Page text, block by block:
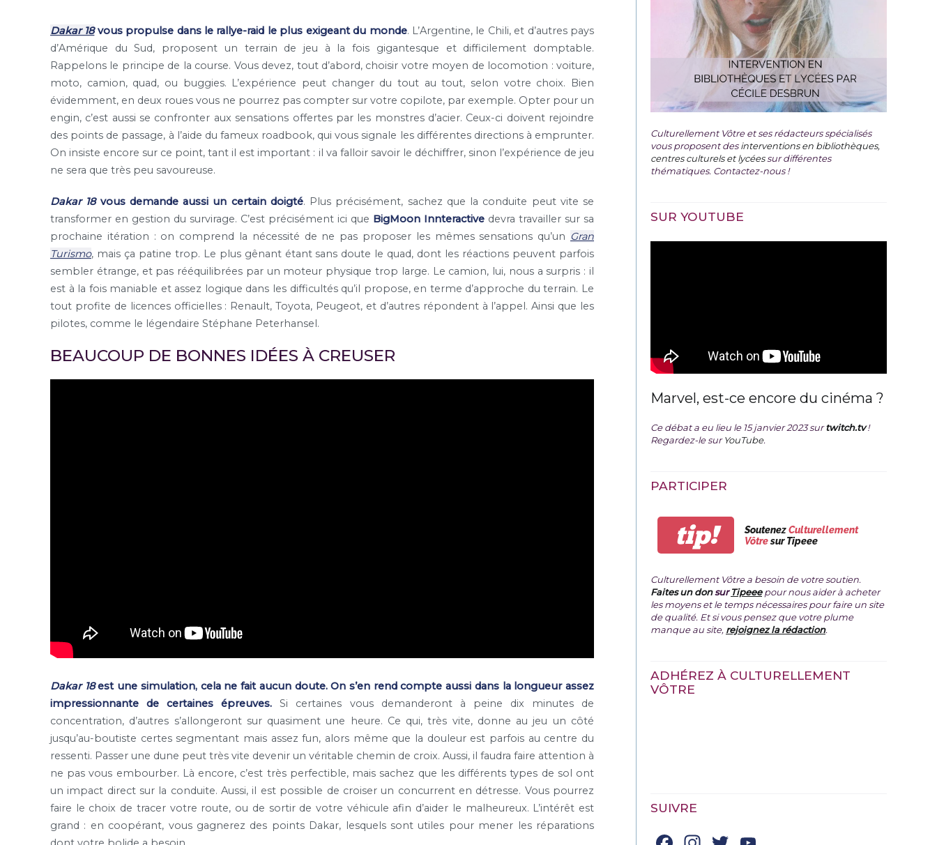
Dakar 18vous propulse dans le rallye-raid le plus exigeant du monde. L’Argentine, le Chili, et d’autres pays
d’Amérique du Sud, proposent un terrain de jeu à la fois gigantesque et difficilement domptable.
Rappelons le principe de la course. Vous devez, tout d’abord, choisir votre moyen de locomotion : voiture,
moto, camion, quad, ou buggies. L’expérience peut changer du tout au tout, selon votre choix. Bien
évidemment, en deux roues vous ne pourrez pas compter sur votre copilote, par exemple. Opter pour un
engin, c’est aussi se confronter aux sensations offertes par les monstres d’acier. Ceux-ci doivent rejoindre
des points de passage, à l’aide du fameux roadbook, qui vous signale les différentes directions à emprunter.
On insiste encore sur ce point, tant il est important : il va falloir savoir le déchiffrer, sinon l’expérience de jeu
ne sera que très peu savoureuse.
Dakar 18vous demande aussi un certain doigté. Plus précisément, sachez que la conduite peut vite se
transformer en gestion du survirage. C’est précisément ici que BigMoon Innteractive devra travailler sur sa
prochaine itération : on comprend la nécessité de ne pas proposer les mêmes sensations qu’un Gran
Turismo, mais ça patine trop. Le plus gênant étant sans doute le quad, dont les réactions peuvent parfois
sembler étrange, et pas rééquilibrées par un moteur physique trop large. Le camion, lui, nous a surpris : il
est à la fois maniable et assez logique dans les difficultés qu’il propose, en terme d’approche du terrain. Le
tout profite de licences officielles : Renault, Toyota, Peugeot, et d’autres répondent à l’appel. Ainsi que les
pilotes, comme le légendaire Stéphane Peterhansel.
BEAUCOUP DE BONNES IDÉES À CREUSER
Dakar 18est une simulation, cela ne fait aucun doute. On s’en rend compte aussi dans la longueur assez
impressionnante de certaines épreuves. Si certaines vous demanderont à peine dix minutes de
concentration, d’autres s’allongeront sur quasiment une heure. Ce qui, très vite, donne au jeu un côté
jusqu’au-boutiste certes segmentant mais assez fun, alors même que la douleur est parfois au centre du
ressenti. Passer une dune peut très vite devenir un véritable chemin de croix. Aussi, il faudra faire attention à
ne pas vous embourber. Là encore, c’est très perfectible, mais sachez que les différents types de sol ont
un impact direct sur la conduite. Aussi, il est possible de croiser un concurrent en détresse. Vous pourrez
faire le choix de tracer votre route, ou de sortir de votre véhicule afin d’aider le malheureux. L’intérêt est
grand : en coopérant, vous gagnerez des points Dakar, lesquels sont utiles pour mener les réparations
Culturellement Vôtre et ses rédacteurs spécialisés
vous proposent desinterventions en bibliothèques,
centres culturels et lycéessur différentes
thématiques. Contactez-nous !
SUR YOUTUBE
Marvel, est-ce encore du cinéma ?
Ce débat a eu lieu le 15 janvier 2023 surtwitch.tv !
Regardez-le surYouTube.
PARTICIPER
tip! SoutenezCulturellement
Vôtresur Tipeee
Culturellement Vôtre a besoin de votre soutien.
Faites un donsurTipeeepour nous aider à acheter
les moyens et le temps nécessaires pour faire un site
de qualité. Et si vous pensez que votre plume
manque au site, rejoignez la rédaction.
ADHÉREZ À CULTURELLEMENT
VÔTRE
SUIVRE